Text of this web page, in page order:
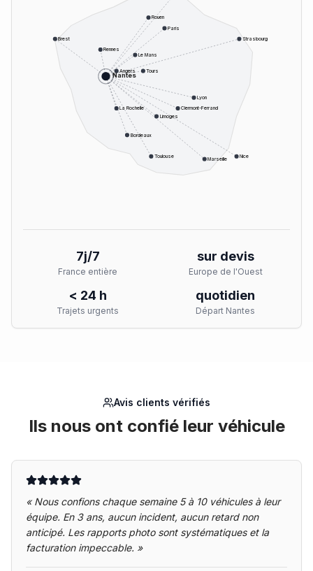
Nantes
Paris
Lyon
Marseille
Toulouse
Bordeaux
Nice
Strasbourg
Rennes
Angers
Le Mans
Tours
Limoges
Clermont-Ferrand
Rouen
Brest
La Rochelle
7j/7
France entière
sur devis
Europe de l'Ouest
< 24 h
Trajets urgents
quotidien
Départ Nantes
Avis clients vérifiés
Ils nous ont confié leur véhicule
« Nous confions chaque semaine 5 à 10 véhicules à leur
équipe. En 3 ans, aucun incident, aucun retard non
anticipé. Les rapports photo sont systématiques et la
facturation impeccable. »